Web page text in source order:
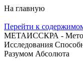
На главную
Перейти к
МЕТАИССКРА -
Исследования
Разумом Абсолюта